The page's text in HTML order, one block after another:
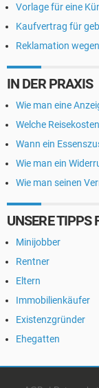
Vorlage für eine
Kaufvertrag für
Reklamation
IN DER PRAXIS
Wie man eine
Welche
Wann ein
Wie man ein
Wie man seinen
UNSERE TIPPS
Minijobber
Rentner
Eltern
Immobilienkäufer
Existenzgründer
Ehegatten